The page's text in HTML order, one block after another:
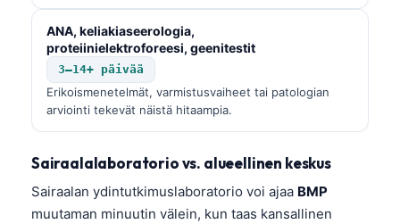
ANA, keliakiaseerologia,
proteiinielektroforeesi, geenitestit
3–14+ päivää
Erikoismenetelmät, varmistusvaiheet tai patologian
arviointi tekevät näistä hitaampia.
Sairaalalaboratorio vs. alueellinen keskus
Sairaalan ydintutkimuslaboratorio voi ajaa BMP
muutaman minuutin välein, kun taas kansallinen